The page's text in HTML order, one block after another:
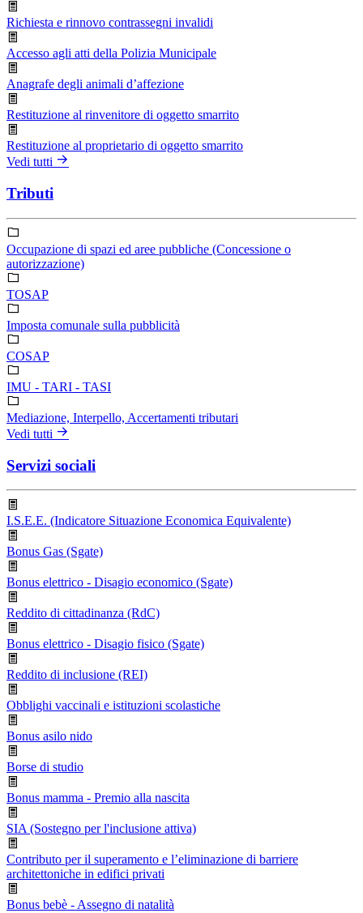
Richiesta e rinnovo contrassegni invalidi
Accesso agli atti della Polizia Municipale
Anagrafe degli animali d’affezione
Restituzione al rinvenitore di oggetto smarrito
Restituzione al proprietario di oggetto smarrito
Vedi tutti
Tributi
Occupazione di spazi ed aree pubbliche (Concessione o
autorizzazione)
TOSAP
Imposta comunale sulla pubblicità
COSAP
IMU - TARI - TASI
Mediazione, Interpello, Accertamenti tributari
Vedi tutti
Servizi sociali
I.S.E.E. (Indicatore Situazione Economica Equivalente)
Bonus Gas (Sgate)
Bonus elettrico - Disagio economico (Sgate)
Reddito di cittadinanza (RdC)
Bonus elettrico - Disagio fisico (Sgate)
Reddito di inclusione (REI)
Obblighi vaccinali e istituzioni scolastiche
Bonus asilo nido
Borse di studio
Bonus mamma - Premio alla nascita
SIA (Sostegno per l'inclusione attiva)
Contributo per il superamento e l’eliminazione di barriere
architettoniche in edifici privati
Bonus bebè - Assegno di natalità